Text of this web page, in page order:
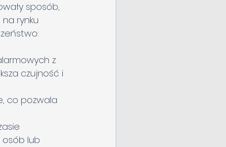
sposób,
rynku
z
czujność i
co pozwala
osób lub